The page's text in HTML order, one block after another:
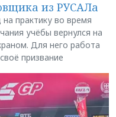
из РУСАЛа
практику во время
учёбы вернулся на
Для него работа
призвание